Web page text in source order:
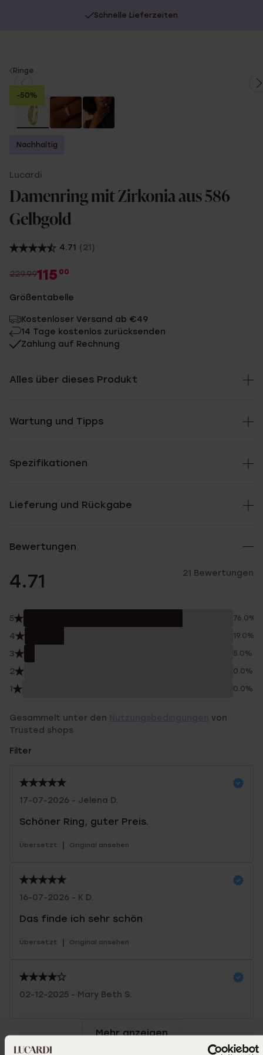
Schnelle Lieferzeiten
You
are
here:
Ringe
-50%
Nachhaltig
Lucardi
Damenring mit Zirkonia aus 586
Gelbgold
4.71 (21)
229.99115 00
Größentabelle
Kostenloser Versand ab €49
14 Tage kostenlos zurücksenden
Zahlung auf Rechnung
Alles über dieses Produkt
Wartung und Tipps
Spezifikationen
Lieferung und Rückgabe
Bewertungen
4.71 21 Bewertungen
5 76.0%
4 19.0%
3 5.0%
2 0.0%
1 0.0%
Gesammelt unter den
von
Trusted shops
Filter
17-07-2026 - Jelena D.
Schöner Ring, guter Preis.
Übersetzt | Original ansehen
16-07-2026 - K D.
Das finde ich sehr schön
Übersetzt | Original ansehen
02-12-2025 - Mary Beth S.
Mehr anzeigen